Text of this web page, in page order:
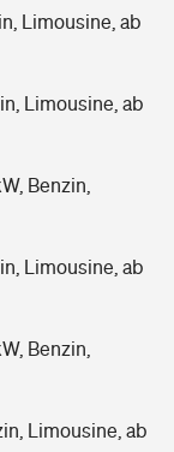
Limousine, ab
Limousine, ab
Benzin,
Limousine, ab
Benzin,
Limousine, ab